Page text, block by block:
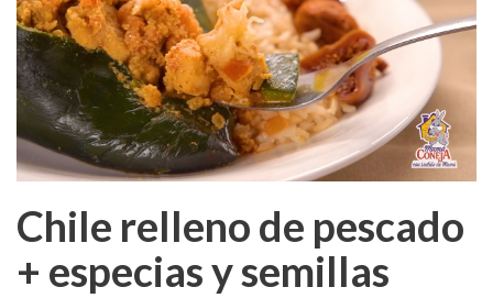
Chile relleno de pescado
+ especias y semillas